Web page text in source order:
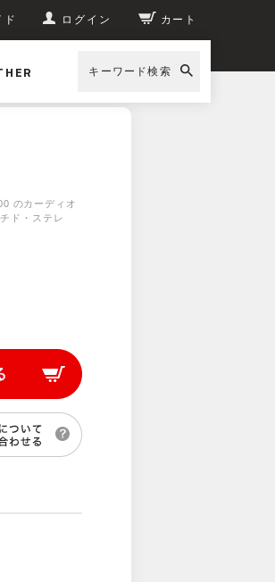
ログイン カート
キーワード検索
のカーディオ
ド・ステレ